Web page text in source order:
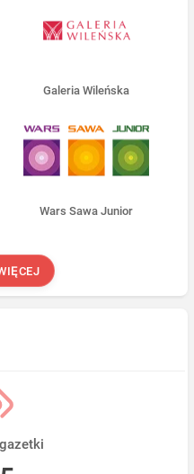
Galeria Wileńska
Wars Sawa Junior